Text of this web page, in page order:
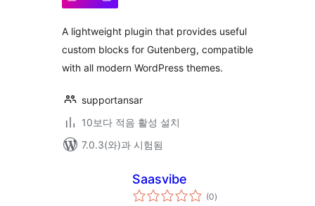
A lightweight plugin that provides useful
custom blocks for Gutenberg, compatible
with all modern WordPress themes.
supportansar
10보다 적음 활성 설치
7.0.3(와)과 시험됨
Saasvibe
(0전
체)